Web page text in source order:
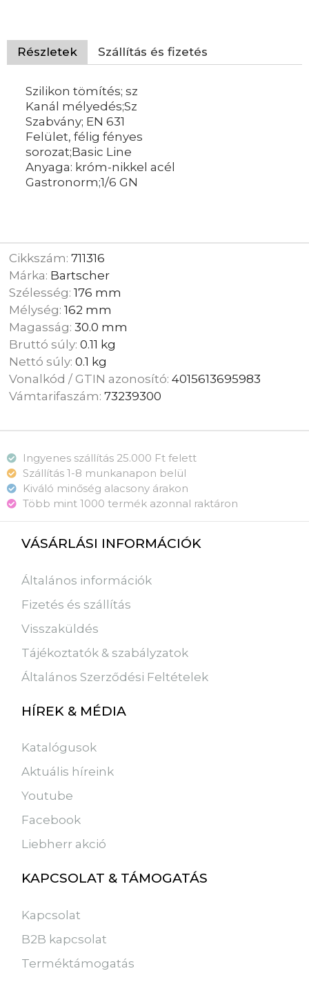
Részletek Szállítás és fizetés
Szilikon tömítés; sz
Kanál mélyedés;Sz
Szabvány; EN 631
Felület, félig fényes
sorozat;Basic Line
Anyaga: króm-nikkel acél
Gastronorm;1/6 GN
Cikkszám:711316
Márka: Bartscher
Szélesség:176 mm
Mélység:162 mm
Magasság:30.0 mm
Bruttó súly:0.11 kg
Nettó súly:0.1 kg
Vonalkód / GTIN azonosító:4015613695983
Vámtarifaszám:73239300
Ingyenes szállítás 25.000 Ft felett
Szállítás 1-8 munkanapon belül
Kiváló minőség alacsony árakon
Több mint 1000 termék azonnal raktáron
VÁSÁRLÁSI INFORMÁCIÓK
Általános információk
Fizetés és szállítás
Visszaküldés
Tájékoztatók & szabályzatok
Általános Szerződési Feltételek
HÍREK & MÉDIA
Katalógusok
Aktuális híreink
Youtube
Facebook
Liebherr akció
KAPCSOLAT & TÁMOGATÁS
Kapcsolat
B2B kapcsolat
Terméktámogatás